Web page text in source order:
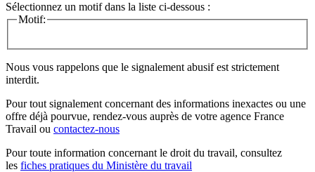
Sélectionnez un motif dans la liste ci-dessous :
Motif:
Nous vous rappelons que le signalement abusif est strictement
interdit.
Pour tout signalement concernant des informations inexactes ou une
offre déjà pourvue, rendez-vous auprès de votre agence France
Travail ou contactez-nous
Pour toute information concernant le droit du travail, consultez
les fiches pratiques du Ministère du travail